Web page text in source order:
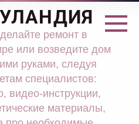
ремонт в
или возведите дом
руками, следуя
специалистов:
видео-инструкции,
материалы,